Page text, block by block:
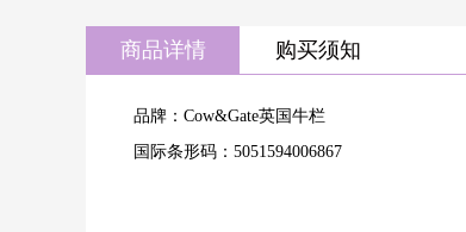
商品详情 购买须知
品牌：Cow&Gate英国牛栏
国际条形码：5051594006867